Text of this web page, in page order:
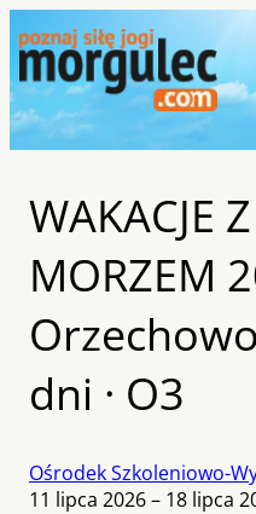
WAKACJE
MORZEM
dni · O3
Ośrodek Szkoleniowo-
11 lipca 2026 – 18 lipca